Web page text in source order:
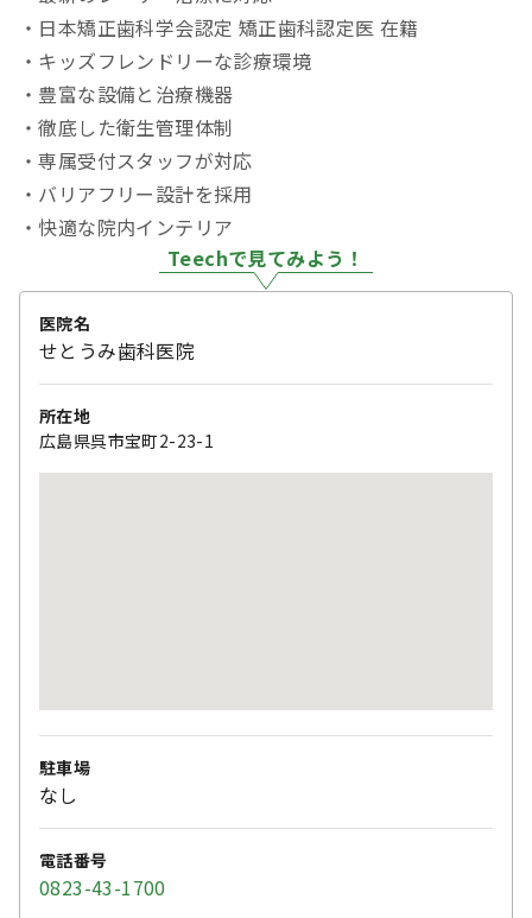
・日本矯正歯科学会認定 矯正歯科認定医 在籍
・キッズフレンドリーな診療環境
・豊富な設備と治療機器
・徹底した衛生管理体制
・専属受付スタッフが対応
・バリアフリー設計を採用
・快適な院内インテリア
Teechで見てみよう！
医院名
せとうみ歯科医院
所在地
広島県呉市宝町2-23-1
駐車場
なし
電話番号
0823-43-1700